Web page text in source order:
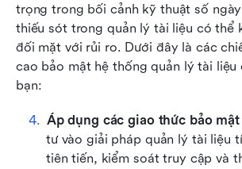
trọng trong bối cảnh kỹ thuật số ngày
thiếu sót trong quản lý tài liệu có thể
đối mặt với rủi ro. Dưới đây là các
cao bảo mật hệ thống quản lý tài liệu
bạn:
Áp dụng các giao thức bảo
tư vào giải pháp quản lý tài liệu
tiên tiến, kiểm soát truy cập và